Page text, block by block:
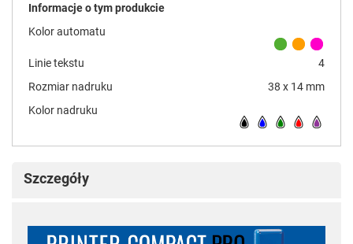
Informacje o tym produkcie
Kolor automatu
Linie tekstu
4
Rozmiar nadruku
38 x 14 mm
Kolor nadruku
Szczegóły